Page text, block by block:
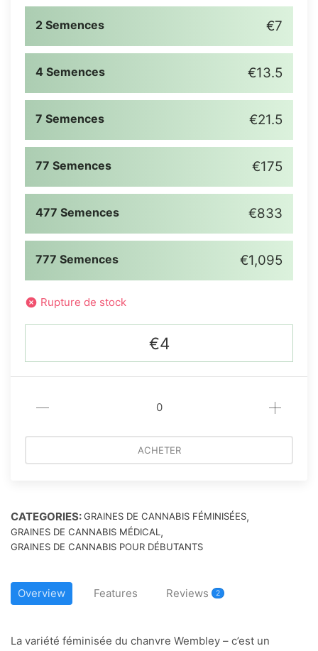
2 Semences €7
4 Semences €13.5
7 Semences €21.5
77 Semences €175
477 Semences €833
777 Semences €1,095
Rupture de stock
€4
ACHETER
CATEGORIES:GRAINES DE CANNABIS FÉMINISÉES,
GRAINES DE CANNABIS MÉDICAL,
GRAINES DE CANNABIS POUR DÉBUTANTS
Overview Features Reviews 2
La variété féminisée du chanvre Wembley – c’est un